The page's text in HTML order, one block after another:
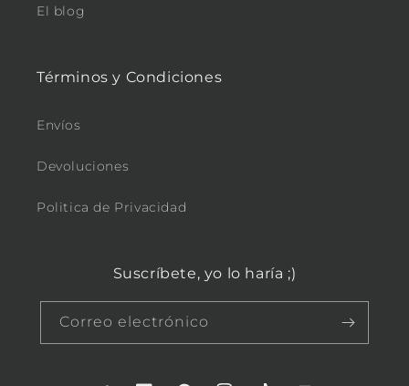
El blog
Términos y Condiciones
Envíos
Devoluciones
Politica de Privacidad
Suscríbete, yo lo haría ;)
Correo electrónico